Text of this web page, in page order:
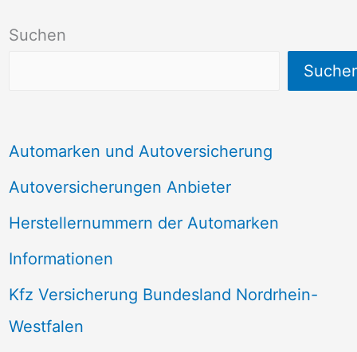
Suchen
Automarken und Autoversicherung
Autoversicherungen Anbieter
Herstellernummern der Automarken
Informationen
Kfz Versicherung Bundesland Nordrhein-
Westfalen